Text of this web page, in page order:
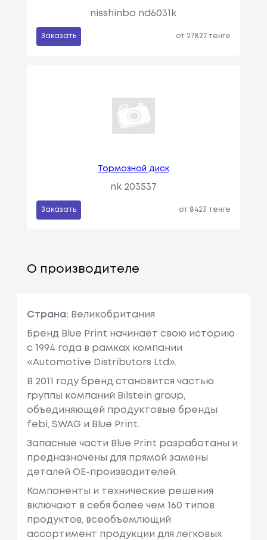
nisshinbo nd6031k
Заказать от 27827 тенге
Тормозной диск
nk 203537
Заказать от 8423 тенге
О производителе
Страна: Великобритания
Бренд Blue Print начинает свою историю
с 1994 года в рамках компании
«Automotive Distributors Ltd».
В 2011 году бренд становится частью
группы компаний Bilstein group,
объединяющей продуктовые бренды
febi, SWAG и Blue Print.
Запасные части Blue Print разработаны и
предназначены для прямой замены
деталей ОЕ-производителей.
Компоненты и технические решения
включают в себя более чем 160 типов
продуктов, всеобъемлющий
ассортимент продукции для легковых